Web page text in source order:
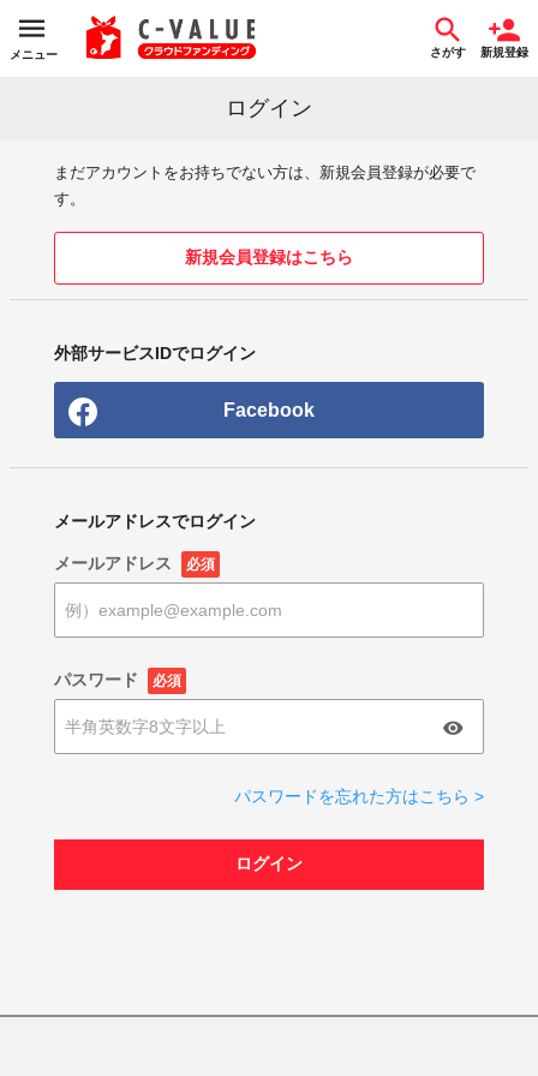
メニュー さがす 新規登録
ログイン
まだアカウントをお持ちでない方は、新規会員登録が必要で
す。
新規会員登録はこちら
外部サービスIDでログイン
Facebook
メールアドレスでログイン
メールアドレス 必須
パスワード 必須
パスワードを忘れた方はこちら >
ログイン